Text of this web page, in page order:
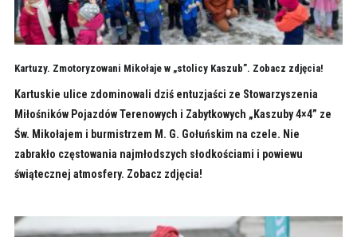
Kartuzy. Zmotoryzowani Mikołaje w „stolicy Kaszub”. Zobacz zdjęcia!
Kartuskie ulice zdominowali dziś entuzjaści ze Stowarzyszenia
Miłośników Pojazdów Terenowych i Zabytkowych „Kaszuby 4×4” ze
Św. Mikołajem i burmistrzem M. G. Gołuńskim na czele. Nie
zabrakło częstowania najmłodszych słodkościami i powiewu
świątecznej atmosfery. Zobacz zdjęcia!